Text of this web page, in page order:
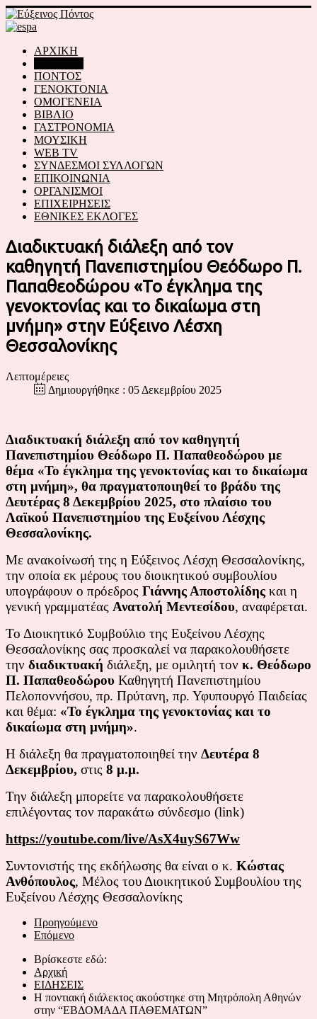
ΑΡΧΙΚΗ
ΠΟΝΤΟΣ
ΓΕΝΟΚΤΟΝΙΑ
ΟΜΟΓΕΝΕΙΑ
ΒΙΒΛΙΟ
ΓΑΣΤΡΟΝΟΜΙΑ
ΜΟΥΣΙΚΗ
WEB TV
ΣΥΝΔΕΣΜΟΙ ΣΥΛΛΟΓΩΝ
ΕΠΙΚΟΙΝΩΝΙΑ
ΟΡΓΑΝΙΣΜΟΙ
ΕΠΙΧΕΙΡΗΣΕΙΣ
ΕΘΝΙΚΕΣ ΕΚΛΟΓΕΣ
Διαδικτυακή διάλεξη από τον
καθηγητή Πανεπιστημίου Θεόδωρο Π.
Παπαθεοδώρου «Το έγκλημα της
γενοκτονίας και το δικαίωμα στη
μνήμη» στην Εύξεινο Λέσχη
Θεσσαλονίκης
Λεπτομέρειες
Δημιουργήθηκε : 05 Δεκεμβρίου 2025
Διαδικτυακή διάλεξη από τον καθηγητή
Πανεπιστημίου Θεόδωρο Π. Παπαθεοδώρου με
θέμα «Το έγκλημα της γενοκτονίας και το δικαίωμα
στη μνήμη», θα πραγματοποιηθεί το βράδυ της
Δευτέρας 8 Δεκεμβρίου 2025, στο πλαίσιο του
Λαϊκού Πανεπιστημίου της Ευξείνου Λέσχης
Θεσσαλονίκης.
Με ανακοίνωσή της η Εύξεινος Λέσχη Θεσσαλονίκης,
την οποία εκ μέρους του διοικητικού συμβουλίου
υπογράφουν ο πρόεδρος Γιάννης Αποστολίδης και η
γενική γραμματέας Ανατολή Μεντεσίδου, αναφέρεται.
Το Διοικητικό Συμβούλιο της Ευξείνου Λέσχης
Θεσσαλονίκης σας προσκαλεί να παρακολουθήσετε
την διαδικτυακή διάλεξη, με ομιλητή τον κ. Θεόδωρο
Π. Παπαθεοδώρου Καθηγητή Πανεπιστημίου
Πελοποννήσου, πρ. Πρύτανη, πρ. Υφυπουργό Παιδείας
και θέμα: «Το έγκλημα της γενοκτονίας και το
δικαίωμα στη μνήμη».
Η διάλεξη θα πραγματοποιηθεί την Δευτέρα 8
Δεκεμβρίου, στις 8 μ.μ.
Την διάλεξη μπορείτε να παρακολουθήσετε
επιλέγοντας τον παρακάτω σύνδεσμο (link)
https://youtube.com/live/AsX4uyS67Ww
Συντονιστής της εκδήλωσης θα είναι ο κ. Κώστας
Ανθόπουλος, Μέλος του Διοικητικού Συμβουλίου της
Ευξείνου Λέσχης Θεσσαλονίκης
Προηγούμενο
Επόμενο
Βρίσκεστε εδώ:
Αρχική
ΕΙΔΗΣΕΙΣ
Η ποντιακή διάλεκτος ακούστηκε στη Μητρόπολη Αθηνών
στην “ΕΒΔΟΜΑΔΑ ΠΑΘΕΜΑΤΩΝ”